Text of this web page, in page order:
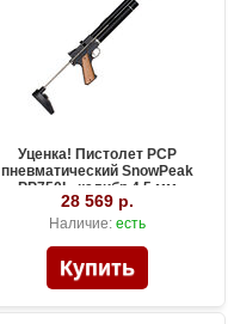
Уценка! Пистолет PCP
пневматический SnowPeak
PP750L, калибр 4.5 мм
28 569 р.
Наличие: есть